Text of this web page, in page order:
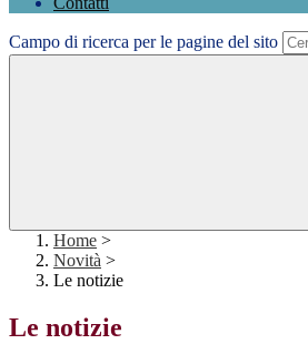
Campo di ricerca per le pagine del sito
Home >
Novità >
Le notizie
Le notizie